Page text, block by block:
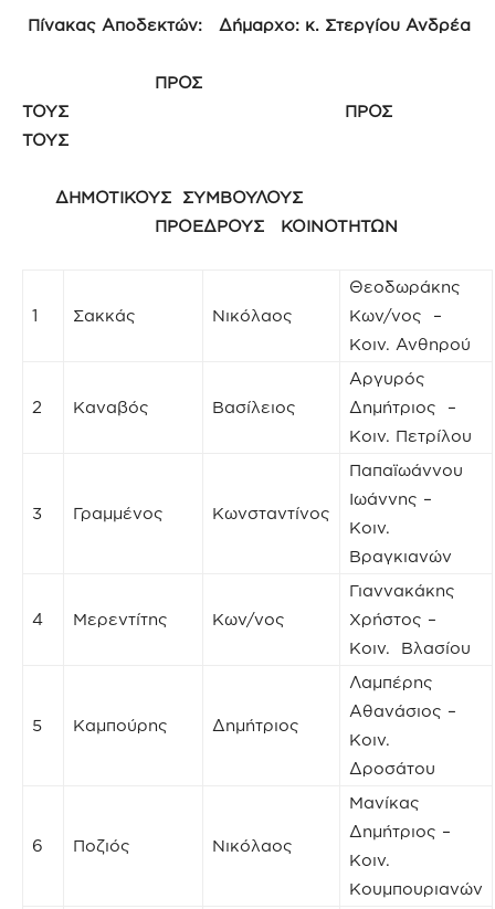
Πίνακας Αποδεκτών: Δήμαρχο: κ. Στεργίου Ανδρέα
ΠΡΟΣ
ΤΟΥΣ ΠΡΟΣ
ΤΟΥΣ
ΔΗΜΟΤΙΚΟΥΣ ΣΥΜΒΟΥΛΟΥΣ
ΠΡΟΕΔΡΟΥΣ ΚΟΙΝΟΤΗΤΩΝ
1 Σακκάς Νικόλαος
Θεοδωράκης
Κων/νος –
Κοιν. Ανθηρού
2 Καναβός Βασίλειος
Αργυρός
Δημήτριος –
Κοιν. Πετρίλου
3 Γραμμένος Κωνσταντίνος
Παπαϊωάννου
Ιωάννης –
Κοιν.
Βραγκιανών
4 Μερεντίτης Κων/νος
Γιαννακάκης
Χρήστος –
Κοιν. Βλασίου
5 Καμπούρης Δημήτριος
Λαμπέρης
Αθανάσιος –
Κοιν.
Δροσάτου
6 Ποζιός Νικόλαος
Μανίκας
Δημήτριος –
Κοιν.
Κουμπουριανών